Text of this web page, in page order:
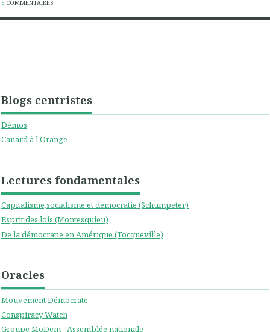
Blogs centristes
Démos
Canard à l'Orange
Lectures fondamentales
Capitalisme,socialisme et démocratie (Schumpeter)
Esprit des lois (Montesquieu)
De la démocratie en Amérique (Tocqueville)
Oracles
Mouvement Démocrate
Conspiracy Watch
Groupe MoDem - Assemblée nationale
6 COMMENTAIRES